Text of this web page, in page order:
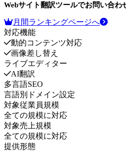
Webサイト翻訳ツールでお問い合わ
月間ランキングページへ
対応機能
動的コンテンツ対応
画像差し替え
ライブエディター
AI翻訳
多言語SEO
言語別ドメイン設定
対象従業員規模
全ての規模に対応
対象売上規模
全ての規模に対応
提供形態